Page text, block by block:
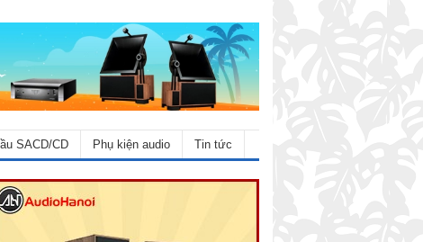
SACD/CD Phụ kiện audio Tin tức